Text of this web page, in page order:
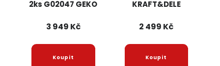
2ks G02047 GEKO
3 949 Kč
KRAFT&DELE
2 499 Kč